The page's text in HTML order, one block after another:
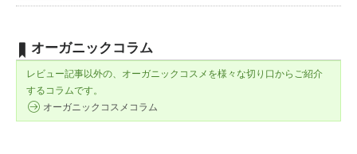
オーガニックコラム
レビュー記事以外の、オーガニックコスメを様々な切り口からご紹介
するコラムです。
オーガニックコスメコラム